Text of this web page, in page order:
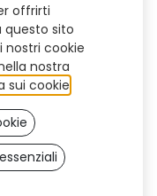
offrirti
questo sito
nostri cookie
nostra
sui cookie